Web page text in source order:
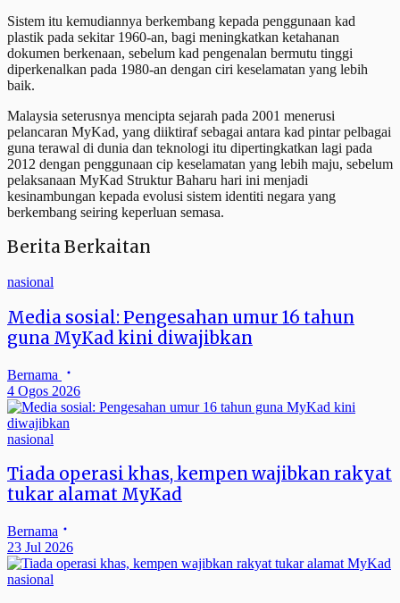
Sistem itu kemudiannya berkembang kepada penggunaan kad
plastik pada sekitar 1960-an, bagi meningkatkan ketahanan
dokumen berkenaan, sebelum kad pengenalan bermutu tinggi
diperkenalkan pada 1980-an dengan ciri keselamatan yang lebih
baik.
Malaysia seterusnya mencipta sejarah pada 2001 menerusi
pelancaran MyKad, yang diiktiraf sebagai antara kad pintar pelbagai
guna terawal di dunia dan teknologi itu dipertingkatkan lagi pada
2012 dengan penggunaan cip keselamatan yang lebih maju, sebelum
pelaksanaan MyKad Struktur Baharu hari ini menjadi
kesinambungan kepada evolusi sistem identiti negara yang
berkembang seiring keperluan semasa.
Berita Berkaitan
nasional
Media sosial: Pengesahan umur 16 tahun
guna MyKad kini diwajibkan
Bernama
4 Ogos 2026
nasional
Tiada operasi khas, kempen wajibkan rakyat
tukar alamat MyKad
Bernama
23 Jul 2026
nasional